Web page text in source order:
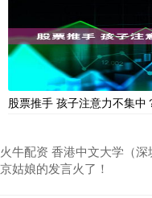
股票推手 孩子注意力不集中
火牛配资 香港中文大学（
京姑娘的发言火了！